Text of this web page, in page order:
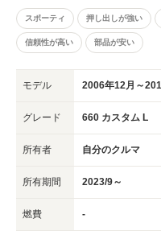
スポーティ 押し出しが強い
信頼性が高い 部品が安い
モデル 2006年12月～
グレード 660 カスタム L
所有者 自分のクルマ
所有期間 2023/9～
燃費 -